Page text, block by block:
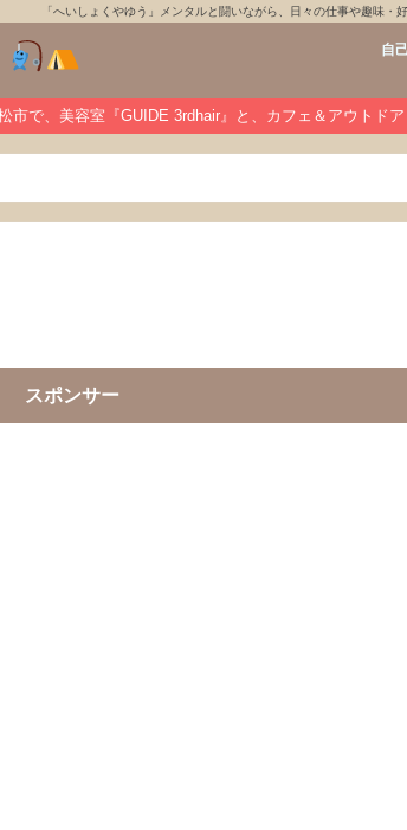
「へいしょくやゆう」メンタルと闘いながら、日々の仕事や趣味・
自
市で、美容室『GUIDE 3rdhair』と、カフェ＆アウトド
スポンサー